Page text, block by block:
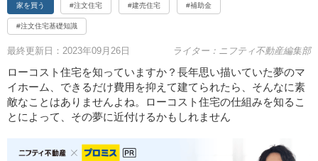
家を買う #注文住宅 #建売住宅 #補助金
#注文住宅基礎知識
最終更新日：2023年09月26日 ライター：ニフティ不動産編集部
ローコスト住宅を知っていますか？長年思い描いていた夢のマ
イホーム、できるだけ費用を抑えて建てられたら、そんなに素
敵なことはありませんよね。ローコスト住宅の仕組みを知るこ
とによって、その夢に近付けるかもしれません